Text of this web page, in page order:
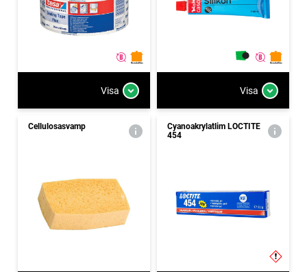
Visa Visa
Cellulosasvamp
Cyanoakrylatlim LOCTITE
454